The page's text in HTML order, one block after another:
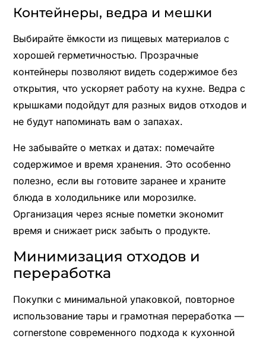
Контейнеры, ведра и мешки
Выбирайте ёмкости из пищевых материалов с
хорошей герметичностью. Прозрачные
контейнеры позволяют видеть содержимое без
открытия, что ускоряет работу на кухне. Ведра с
крышками подойдут для разных видов отходов и
не будут напоминать вам о запахах.
Не забывайте о метках и датах: помечайте
содержимое и время хранения. Это особенно
полезно, если вы готовите заранее и храните
блюда в холодильнике или морозилке.
Организация через ясные пометки экономит
время и снижает риск забыть о продукте.
Минимизация отходов и
переработка
Покупки с минимальной упаковкой, повторное
использование тары и грамотная переработка —
cornerstone современного подхода к кухонной